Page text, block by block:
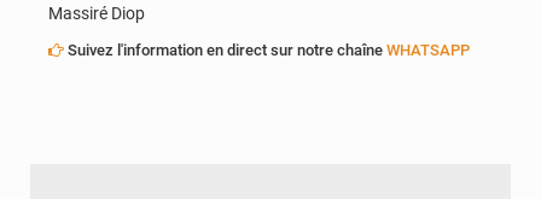
Massiré Diop
Suivez l'information en direct sur notre chaîne WHATSAPP